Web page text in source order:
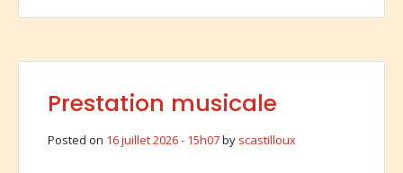
Prestation musicale
Posted on 16 juillet 2026 - 15h07by scastilloux